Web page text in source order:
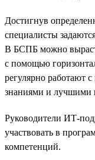
Достигнув
специалисты
В БСПБ можно
с помощью
регулярно работают
знаниями и лучшими
Руководители ИТ-
участвовать в
компетенций.